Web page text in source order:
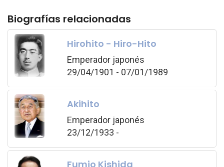
Biografías relacionadas
Hirohito - Hiro-Hito
Emperador japonés
29/04/1901 - 07/01/1989
Akihito
Emperador japonés
23/12/1933 -
Fumio Kishida